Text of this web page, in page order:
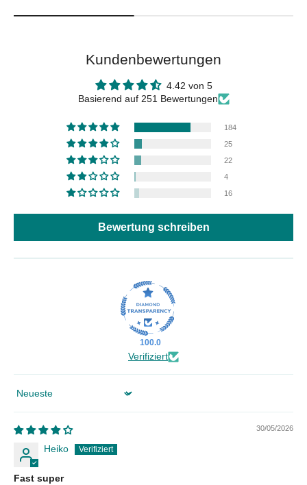
Kundenbewertungen
4.42 von 5
Basierend auf 251 Bewertungen
184
25
22
4
16
Bewertung schreiben
100.0
Verifiziert
Sort by
30/05/2026
Heiko
Fast super